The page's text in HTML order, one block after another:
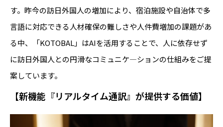
す。昨今の訪日外国人の増加により、宿泊施設や自治体で多
言語に対応できる人材確保の難しさや人件費増加の課題があ
る中、「KOTOBAL」はAIを活用することで、人に依存せず
に訪日外国人との円滑なコミュニケ―ションの仕組みをご提
案しています。
【新機能『リアルタイム通訳』が提供する価値】